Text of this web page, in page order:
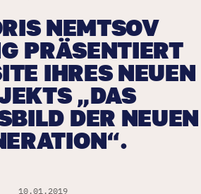
NEMTSOV
PRÄSENTIERT
IHRES NEUEN
„DAS
DER NEUEN
10.01.2019